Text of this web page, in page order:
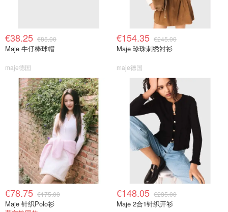
€38.25 €85.00
Maje 牛仔棒球帽
maje德国
€154.35 €245.00
Maje 珍珠刺绣衬衫
maje德国
€78.75 €175.00
Maje 针织Polo衫
€148.05 €235.00
Maje 2合1针织开衫